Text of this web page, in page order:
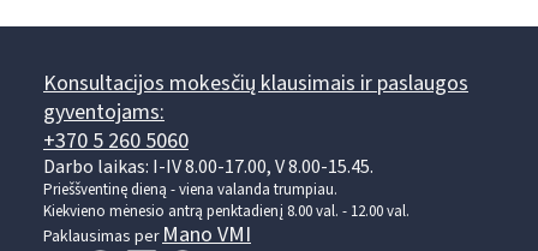
Konsultacijos mokesčių klausimais ir paslaugos
gyventojams:
+370 5 260 5060
Darbo laikas: I-IV 8.00-17.00, V 8.00-15.45.
Prieššventinę dieną - viena valanda trumpiau.
Kiekvieno mėnesio antrą penktadienį 8.00 val. - 12.00 val.
Paklausimas per Mano VMI